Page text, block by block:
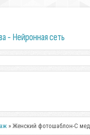
- Нейронная сеть
» Женский фотошаблон-С